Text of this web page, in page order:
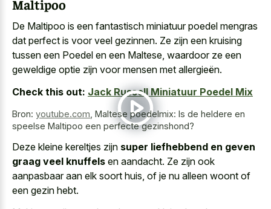
Maltipoo
De Maltipoo is een fantastisch miniatuur poedel mengras
dat perfect is voor veel gezinnen. Ze zijn een kruising
tussen een Poedel en een Maltese, waardoor ze een
geweldige optie zijn voor mensen met allergieën.
Check this out: Jack Russell Miniatuur Poedel Mix
Bron: youtube.com Maltese poedelmix: Is de heldere en
speelse Maltipoo een perfecte gezinshond?
Deze kleine kereltjes zijn super liefhebbend en geven
graag veel knuffels en aandacht. Ze zijn ook
aanpasbaar aan elk soort huis, of je nu alleen woont of
een gezin hebt.